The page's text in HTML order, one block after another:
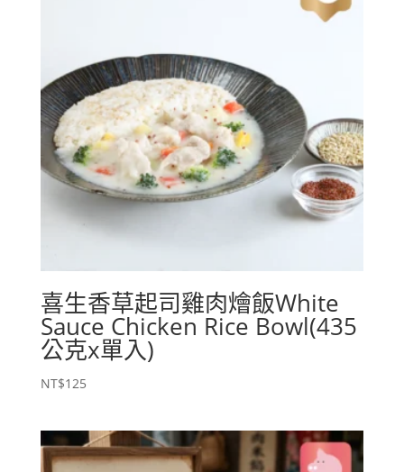
喜生香草起司雞肉燴飯White
Sauce Chicken Rice Bowl(435
公克x單入)
NT$125